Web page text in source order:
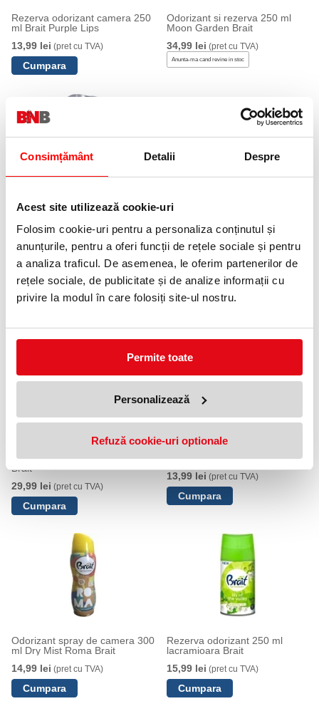
Consimțământ Detalii Despre
Acest site utilizează cookie-uri
Folosim cookie-uri pentru a personaliza conținutul și
anunțurile, pentru a oferi funcții de rețele sociale și pentru
a analiza traficul. De asemenea, le oferim partenerilor de
rețele sociale, de publicitate și de analize informații cu
privire la modul în care folosiți site-ul nostru.
Permite toate
Personalizează
Refuză cookie-uri optionale
Rezerva odorizant camera 250
ml Brait Purple Lips
13,99 lei (pret cu TVA)
Odorizant si rezerva 250 ml
Moon Garden Brait
34,99 lei (pret cu TVA)
Anunta-ma cand revine in stoc
Rezerva odorizant camera 250
ml Brait Serenity
13,49 lei(pret cu TVA)
Anunta-ma cand revine in stoc
NOUTATI
OFERTE
Odorizant camera cu bete, ratan
premium, pastel rose, 100 ml,
Brait
29,99 lei (pret cu TVA)
Rezerva, exotic adventures,
250mL, Brait
13,99 lei (pret cu TVA)
Odorizant spray de camera 300
ml Dry Mist Roma Brait
14,99 lei (pret cu TVA)
Rezerva odorizant 250 ml
lacramioara Brait
15,99 lei (pret cu TVA)